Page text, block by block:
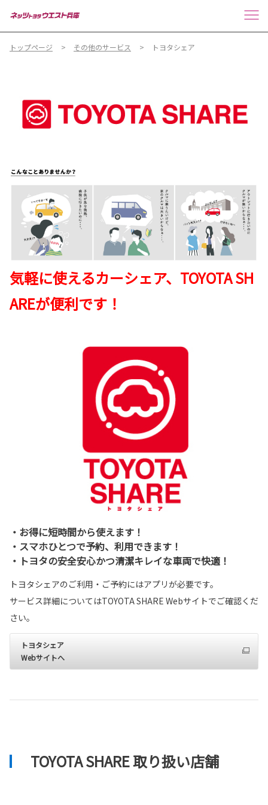
トップページ その他のサービス トヨタシェア
気軽に使えるカーシェア、TOYOTA SH
AREが便利です！
・お得に短時間から使えます！
・スマホひとつで予約、利用できます！
・トヨタの安全安心かつ清潔キレイな車両で快適！
トヨタシェアのご利用・ご予約にはアプリが必要です。
サービス詳細についてはTOYOTA SHARE Webサイトでご確認くだ
さい。
トヨタシェア
Webサイトへ
TOYOTA SHARE 取り扱い店舗